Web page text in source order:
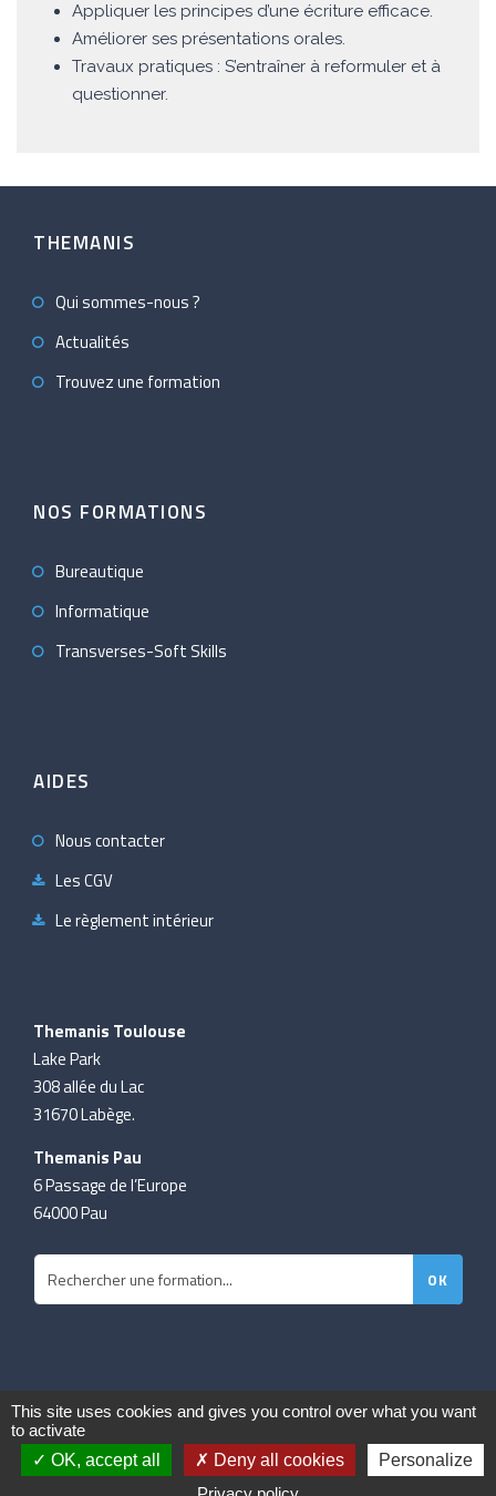
Appliquer les principes d’une écriture efficace.
Améliorer ses présentations orales.
Travaux pratiques : S’entraîner à reformuler et à
questionner.
THEMANIS
Qui sommes-nous ?
Actualités
Trouvez une formation
NOS FORMATIONS
Bureautique
Informatique
Transverses-Soft Skills
AIDES
Nous contacter
Les CGV
Le règlement intérieur
Themanis Toulouse
Lake Park
308 allée du Lac
31670 Labège.
Themanis Pau
6 Passage de l’Europe
64000 Pau
© 2019 Themanis
Mentions légales
Gestion des cookies
Politique de confidentialité
This site uses cookies and gives you control over what you want
to activate
OK, accept all
Deny all cookies
Personalize